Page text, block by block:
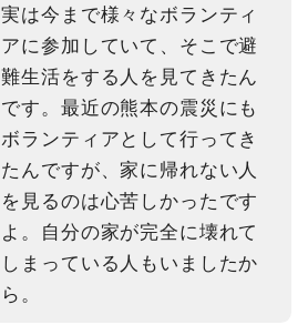
実は今まで様々なボランティ
アに参加していて、そこで避
難生活をする人を見てきたん
です。最近の熊本の震災にも
ボランティアとして行ってき
たんですが、家に帰れない人
を見るのは心苦しかったです
よ。自分の家が完全に壊れて
しまっている人もいましたか
ら。